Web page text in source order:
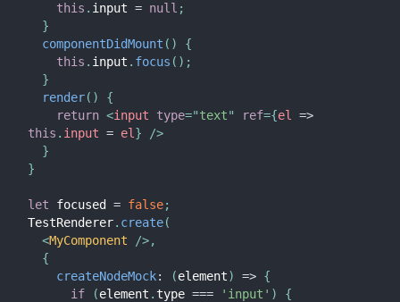
this . input = null ;
}
componentDidMount ( )
{
this . input . focus ( ) ;
}
render( )
{
return <input type="text" ref={el
=>
this . input = el }
/>
}
}
let focused = false;
TestRenderer. create(
<MyComponent />,
{
createNodeMock: (element) => {
if
(element . type === 'input' )
{